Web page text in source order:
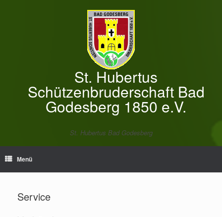
St. Hubertus
Schützenbruderschaft Bad
Godesberg 1850 e.V.
St. Hubertus Bad Godesberg
Menü
Service